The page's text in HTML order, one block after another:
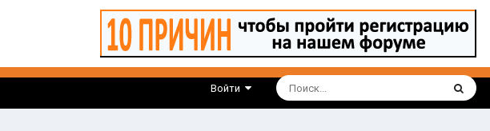
Войти